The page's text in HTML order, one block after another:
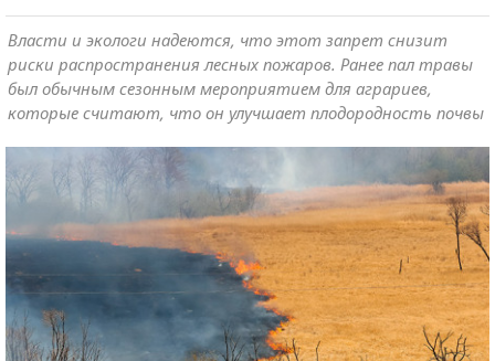
Власти и экологи надеются, что этот запрет снизит
риски распространения лесных пожаров. Ранее пал травы
был обычным сезонным мероприятием для аграриев,
которые считают, что он улучшает плодородность почвы